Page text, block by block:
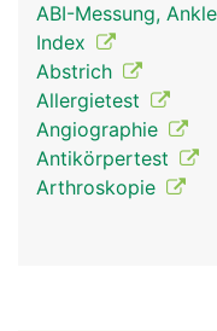
ABI-Messung,
Index
Abstrich
Allergietest
Angiographie
Antikörpertest
Arthroskopie